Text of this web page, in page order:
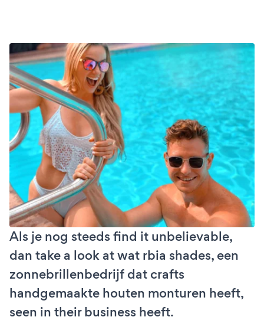
Als je nog steeds find it unbelievable,
dan take a look at wat rbia shades, een
zonnebrillenbedrijf dat crafts
handgemaakte houten monturen heeft,
seen in their business heeft.